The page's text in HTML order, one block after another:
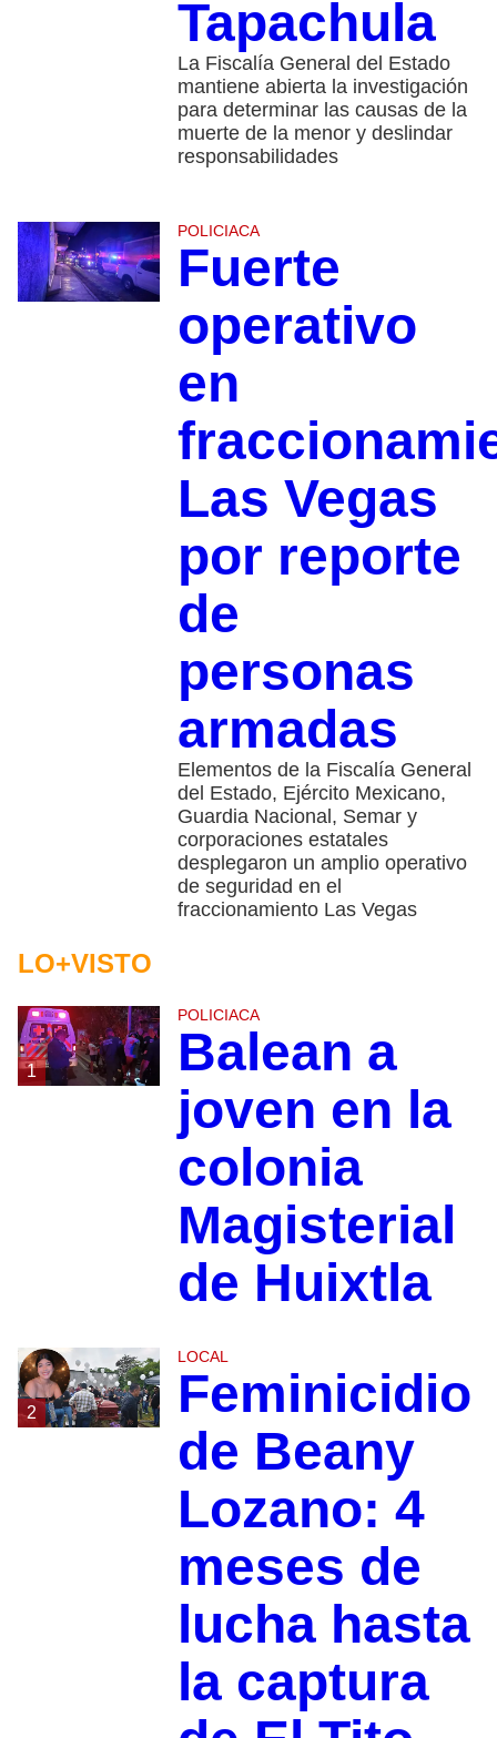
Tapachula
La Fiscalía General del Estado
mantiene abierta la investigación
para determinar las causas de la
muerte de la menor y deslindar
responsabilidades
POLICIACA
Fuerte
operativo
en
Las Vegas
por reporte
de
personas
armadas
Elementos de la Fiscalía General
del Estado, Ejército Mexicano,
Guardia Nacional, Semar y
corporaciones estatales
desplegaron un amplio operativo
de seguridad en el
fraccionamiento Las Vegas
LO+VISTO
1
POLICIACA
Balean a
joven en la
colonia
Magisterial
de Huixtla
2
LOCAL
Feminicidio
de Beany
Lozano: 4
meses de
lucha hasta
la captura